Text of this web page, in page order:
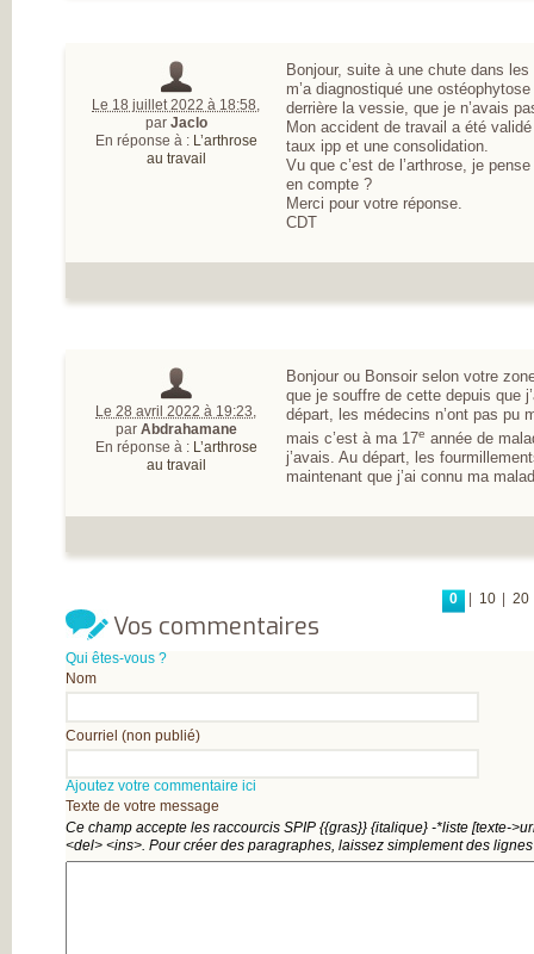
Le 18 juillet 2022 à 18:58
par Jaclo
En réponse à : L’arthrose
au travail
Bonjour, suite à une chute dans
m’a diagnostiqué une
derrière la vessie, que je n’avais
Mon accident de travail a été
taux ipp et une consolidation.
Vu que c’est de l’arthrose, je
en compte ?
Merci pour votre réponse.
CDT
Le 28 avril 2022 à 19:23
par Abdrahamane
En réponse à : L’arthrose
au travail
Bonjour ou Bonsoir selon votre
que je souffre de cette depuis que
départ, les médecins n’ont pas pu
mais c’est à ma 17e année de
j’avais. Au départ, les
maintenant que j’ai connu ma
0 10 20
Vos commentaires
Qui êtes-vous ?
Nom
Courriel (non publié)
Ajoutez votre commentaire ici
Texte de votre message
Ce champ accepte les raccourcis SPIP {{gras}} {italique} -*liste [texte-
<del> <ins>. Pour créer des paragraphes, laissez simplement des